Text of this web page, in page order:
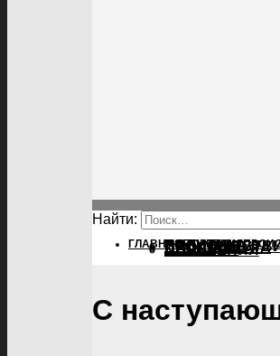
Найти:
ГЛАВНАЯПОЛИТИКА
ПОЛИТИКА
ПРОКУРАТУРА
СПОРТ
КУЛЬТУРА
ПОСЕЛЕНИЯ
С